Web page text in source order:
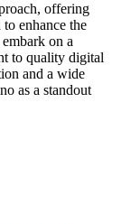
offering
enhance the
on a
to quality digital
and a wide
as a standout